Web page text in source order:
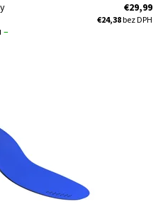
–
€29,99
€24,38bez DPH
lepšiu podporu, s ktorou
do pedálov a